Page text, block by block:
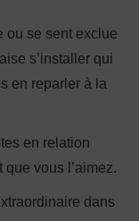
ou se sent exclue
s’installer qui
en reparler à la
en relation
vous l’aimez.
dans